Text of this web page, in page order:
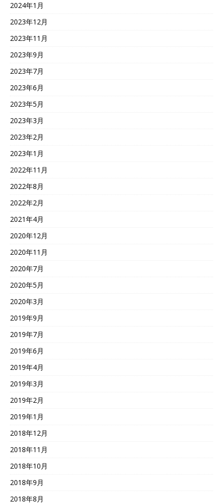
2024年1月
2023年12月
2023年11月
2023年9月
2023年7月
2023年6月
2023年5月
2023年3月
2023年2月
2023年1月
2022年11月
2022年8月
2022年2月
2021年4月
2020年12月
2020年11月
2020年7月
2020年5月
2020年3月
2019年9月
2019年7月
2019年6月
2019年4月
2019年3月
2019年2月
2019年1月
2018年12月
2018年11月
2018年10月
2018年9月
2018年8月